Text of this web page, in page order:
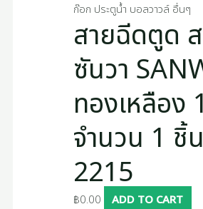
ก๊อก ประตูน้ำ บอลวาวล์ อื่นๆ
สายฉีดตูด ส
ซันวา
ทองเหลือง
จำนวน 1
2215
฿0.00 ADD TO CART